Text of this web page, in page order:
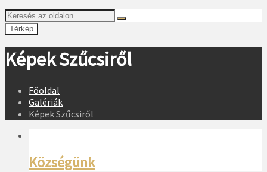
Térkép
Képek Szűcsiről
Főoldal
Galériák
Képek Szűcsiről
Községünk